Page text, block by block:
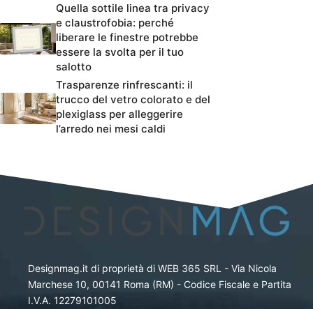
Quella sottile linea tra privacy
e claustrofobia: perché
liberare le finestre potrebbe
essere la svolta per il tuo
salotto
Trasparenze rinfrescanti: il
trucco del vetro colorato e del
plexiglass per alleggerire
l’arredo nei mesi caldi
Designmag.it di proprietà di WEB 365 SRL - Via Nicola
Marchese 10, 00141 Roma (RM) - Codice Fiscale e Partita
I.V.A. 12279101005